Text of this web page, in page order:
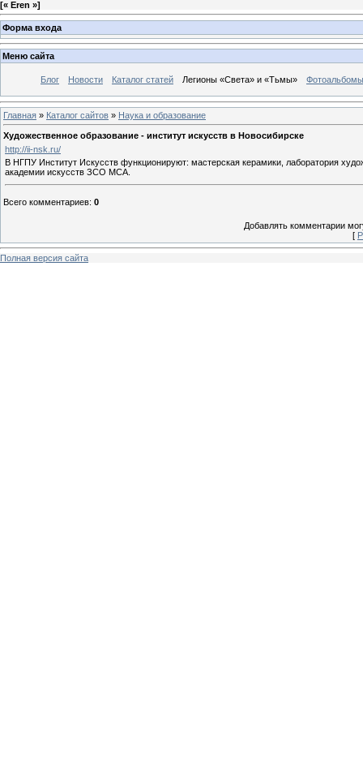
[« Eren »]
Форма входа
Меню сайта
Блог Новости Каталог статей Легионы «Света» и «Тьмы» Фотоальбомы
Главная » Каталог сайтов » Наука и образование
Художественное образование - институт искусств в Новосибирске
http://ii-nsk.ru/
В НГПУ Институт Искусств функционируют: мастерская керамики, лаборатория
академии искусств ЗСО МСА.
Всего комментариев: 0
Добавлять комментарии
[
Полная версия сайта